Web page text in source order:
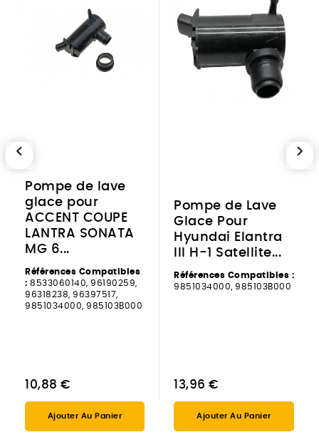
Pompe de lave
glace pour
ACCENT COUPE
LANTRA SONATA
MG 6...
Références Compatibles
: 8533060140, 96190259,
96318238, 96397517,
9851034000, 985103B000
10,88 €
Ajouter Au Panier
Pompe de Lave
Glace Pour
Hyundai Elantra
III H-1 Satellite...
Références Compatibles :
9851034000, 985103B000
13,96 €
Ajouter Au Panier
chevron_left chevron_right